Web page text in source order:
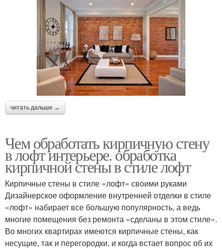
читать дальше →
Чем обработать кирпичную стену
в лофт интерьере. обработка
кирпичной стены в стиле лофт
Кирпичные стены в стиле «лофт» своими руками
Дизайнерское оформление внутренней отделки в стиле
«лофт» набирает все большую популярность, а ведь
многие помещения без ремонта «сделаны в этом стиле».
Во многих квартирах имеются кирпичные стены, как
несущие, так и перегородки, и когда встает вопрос об их